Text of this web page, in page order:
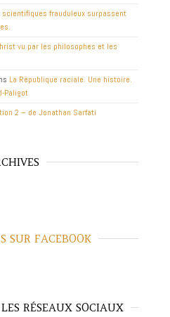
scientifiques frauduleux surpassent
vu par les philosophes et les
La République raciale. Une histoire.
Paligot
2 – de Jonathan Sarfati
SUR FACEBOOK
RÉSEAUX SOCIAUX